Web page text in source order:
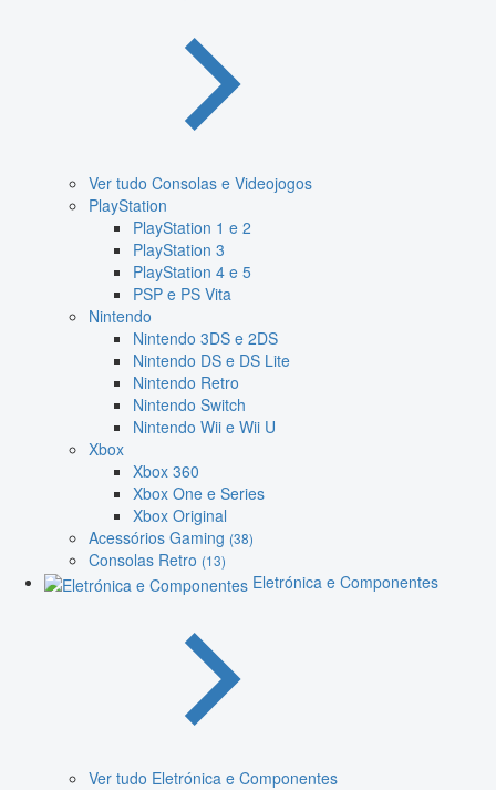
Ver tudo Consolas e Videojogos
PlayStation
PlayStation 1 e 2
PlayStation 3
PlayStation 4 e 5
PSP e PS Vita
Nintendo
Nintendo 3DS e 2DS
Nintendo DS e DS Lite
Nintendo Retro
Nintendo Switch
Nintendo Wii e Wii U
Xbox
Xbox 360
Xbox One e Series
Xbox Original
Acessórios Gaming (38)
Consolas Retro (13)
Eletrónica e Componentes
Ver tudo Eletrónica e Componentes